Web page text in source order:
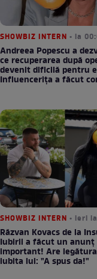
SHOWBIZ INTERN • la
Andreea Popescu a
ce recuperarea după
devenit dificilă pentru
Influencerița a făcut
SHOWBIZ INTERN • ieri
Răzvan Kovacs de la
Iubirii a făcut un anunț
important! Are
iubita lui: "A spus da!"